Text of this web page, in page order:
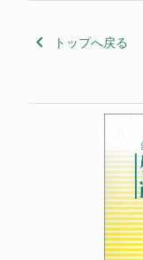
keyboard_arrow_left トップへ戻る